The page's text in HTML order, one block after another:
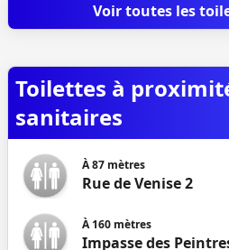
Voir toutes les
Toilettes à
sanitaires
À87 mètres
Rue de Venise 2
À160 mètres
Impasse des